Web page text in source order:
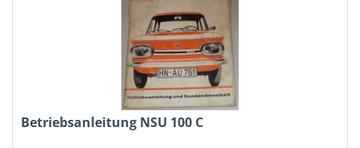
Betriebsanleitung NSU 100 C